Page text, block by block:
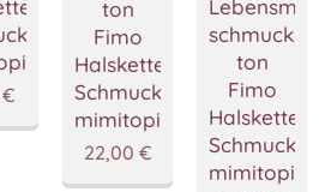
€
ton
Fimo
Halskette,Handgemacht
Schmuckstücke
mimitopia
22,00 €
ton
Fimo
mimitopia